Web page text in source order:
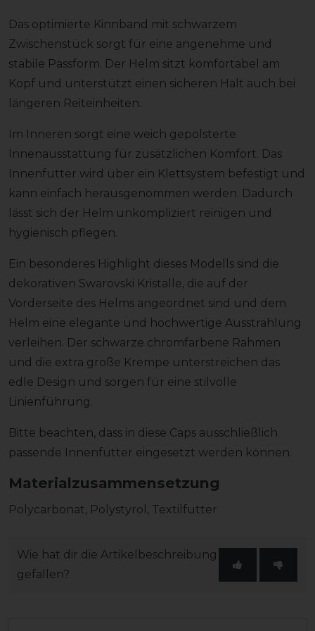
Das optimierte Kinnband mit schwarzem
Zwischenstück sorgt für eine angenehme und
stabile Passform. Der Helm sitzt komfortabel am
Kopf und unterstützt einen sicheren Halt auch bei
längeren Reiteinheiten.
Im Inneren sorgt eine weich gepolsterte
Innenausstattung für zusätzlichen Komfort. Das
Innenfutter wird über ein Klettsystem befestigt und
kann einfach herausgenommen werden. Dadurch
lässt sich der Helm unkompliziert reinigen und
hygienisch pflegen.
Ein besonderes Highlight dieses Modells sind die
dekorativen Swarovski Kristalle, die auf der
Vorderseite des Helms angeordnet sind und dem
Helm eine elegante und hochwertige Ausstrahlung
verleihen. Der schwarze chromfarbene Rahmen
und die extra große Krempe unterstreichen das
edle Design und sorgen für eine stilvolle
Linienführung.
Bitte beachten, dass in diese Caps ausschließlich
passende Innenfutter eingesetzt werden können.
Materialzusammensetzung
Polycarbonat, Polystyrol, Textilfutter
Wie hat dir die Artikelbeschreibung
gefallen?